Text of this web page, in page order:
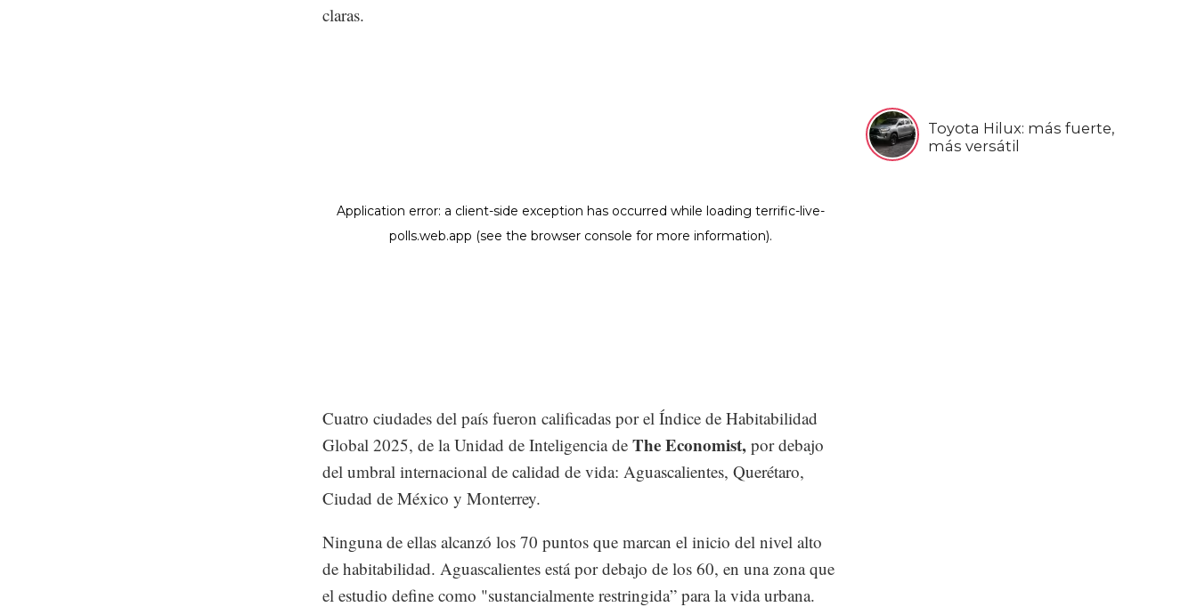
Toyota Hilux: más fuerte,
más versátil
claras.
Cuatro ciudades del país fueron calificadas por el Índice de Habitabilidad
Global 2025, de la Unidad de Inteligencia de The Economist, por debajo
del umbral internacional de calidad de vida: Aguascalientes, Querétaro,
Ciudad de México y Monterrey.
Ninguna de ellas alcanzó los 70 puntos que marcan el inicio del nivel alto
de habitabilidad. Aguascalientes está por debajo de los 60, en una zona que
el estudio define como "sustancialmente restringida” para la vida urbana.